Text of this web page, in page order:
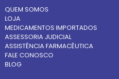
QUEM SOMOS
LOJA
MEDICAMENTOS IMPORTADOS
ASSESSORIA JUDICIAL
ASSISTÊNCIA FARMACÊUTICA
FALE CONOSCO
BLOG